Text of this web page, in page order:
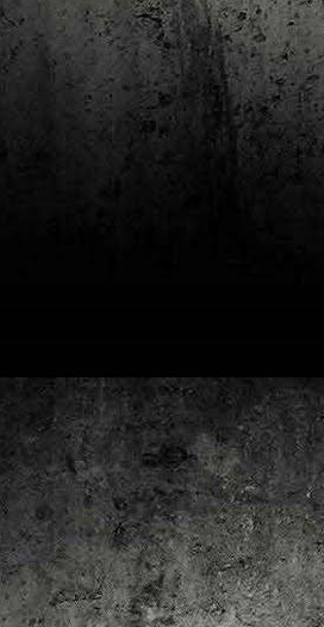
24
El compromís de
Lluís Recasens i
Nascut a Barcelona
un dels noms més destacats
catalans d’aquesta època.
aviat s’integrà dins la
Abans de tancar el
primer trimestre del
Pública de Tarragona, gratuït
clàssic, l'adaptació d'una
impactant. Aquí en teniu els
Gener
Corto Maltés.
OCT